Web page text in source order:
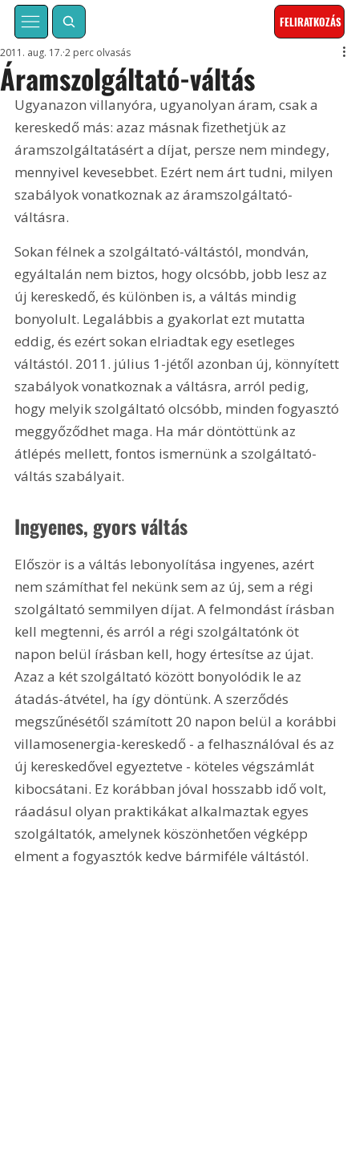
FELIRATKOZÁS
Áramszolgáltató-váltás
2011. aug. 17. 2 perc olvasás
Ugyanazon villanyóra, ugyanolyan áram, csak a
kereskedő más: azaz másnak fizethetjük az
áramszolgáltatásért a díjat, persze nem mindegy,
mennyivel kevesebbet. Ezért nem árt tudni, milyen
szabályok vonatkoznak az áramszolgáltató-
váltásra.
Sokan félnek a szolgáltató-váltástól, mondván,
egyáltalán nem biztos, hogy olcsóbb, jobb lesz az
új kereskedő, és különben is, a váltás mindig
bonyolult. Legalábbis a gyakorlat ezt mutatta
eddig, és ezért sokan elriadtak egy esetleges
váltástól. 2011. július 1-jétől azonban új, könnyített
szabályok vonatkoznak a váltásra, arról pedig,
hogy melyik szolgáltató olcsóbb, minden fogyasztó
meggyőződhet maga. Ha már döntöttünk az
átlépés mellett, fontos ismernünk a szolgáltató-
váltás szabályait.
Ingyenes, gyors váltás
Először is a váltás lebonyolítása ingyenes, azért
nem számíthat fel nekünk sem az új, sem a régi
szolgáltató semmilyen díjat. A felmondást írásban
kell megtenni, és arról a régi szolgáltatónk öt
napon belül írásban kell, hogy értesítse az újat.
Azaz a két szolgáltató között bonyolódik le az
átadás-átvétel, ha így döntünk. A szerződés
megszűnésétől számított 20 napon belül a korábbi
villamosenergia-kereskedő - a felhasználóval és az
új kereskedővel egyeztetve - köteles végszámlát
kibocsátani. Ez korábban jóval hosszabb idő volt,
ráadásul olyan praktikákat alkalmaztak egyes
szolgáltatók, amelynek köszönhetően végképp
elment a fogyasztók kedve bármiféle váltástól.